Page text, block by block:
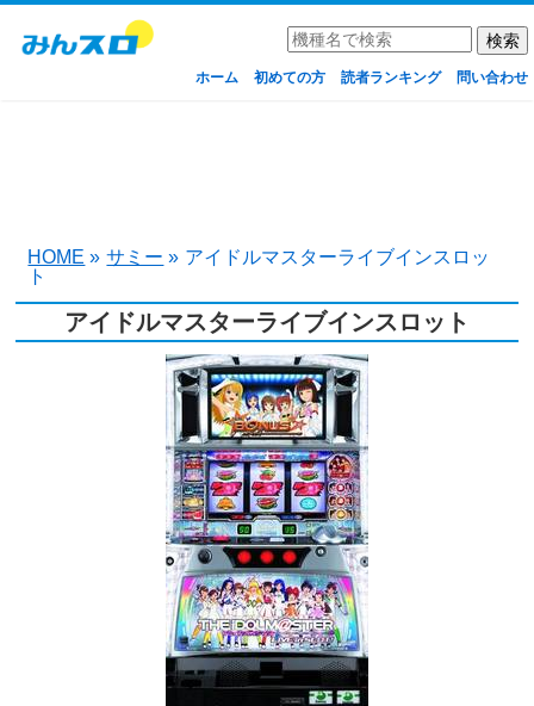
ホーム 初めての方 読者ランキング 問い合わせ
HOME » サミー » アイドルマスターライブインスロッ
ト
アイドルマスターライブインスロット